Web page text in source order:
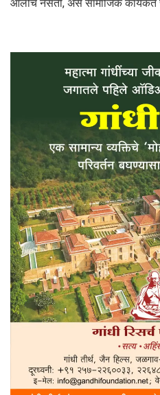
आलीच नसती, असे सामाजिक